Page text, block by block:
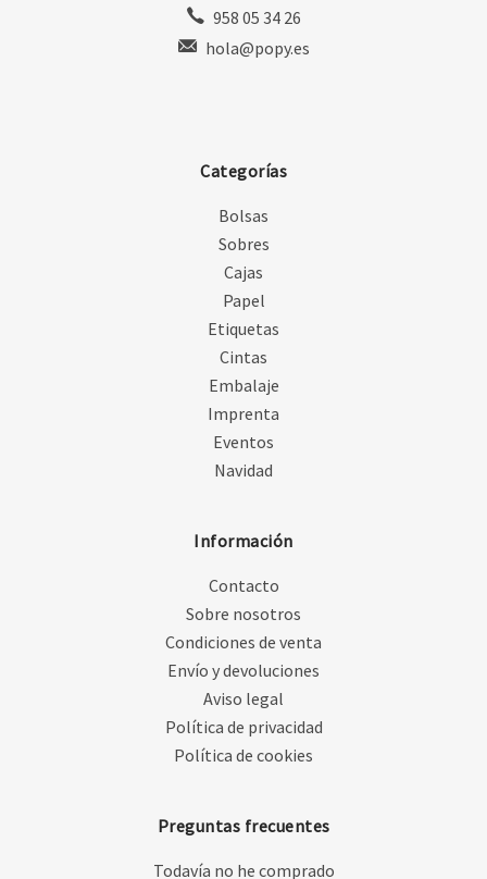
958 05 34 26
hola@popy.es
Categorías
Bolsas
Sobres
Cajas
Papel
Etiquetas
Cintas
Embalaje
Imprenta
Eventos
Navidad
Información
Contacto
Sobre nosotros
Condiciones de venta
Envío y devoluciones
Aviso legal
Política de privacidad
Política de cookies
Preguntas frecuentes
Todavía no he comprado